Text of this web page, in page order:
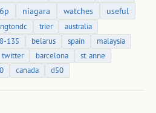
niagara watches useful
trier
australia
135 belarus spain
malaysia
twitter barcelona
st. anne
canada d50